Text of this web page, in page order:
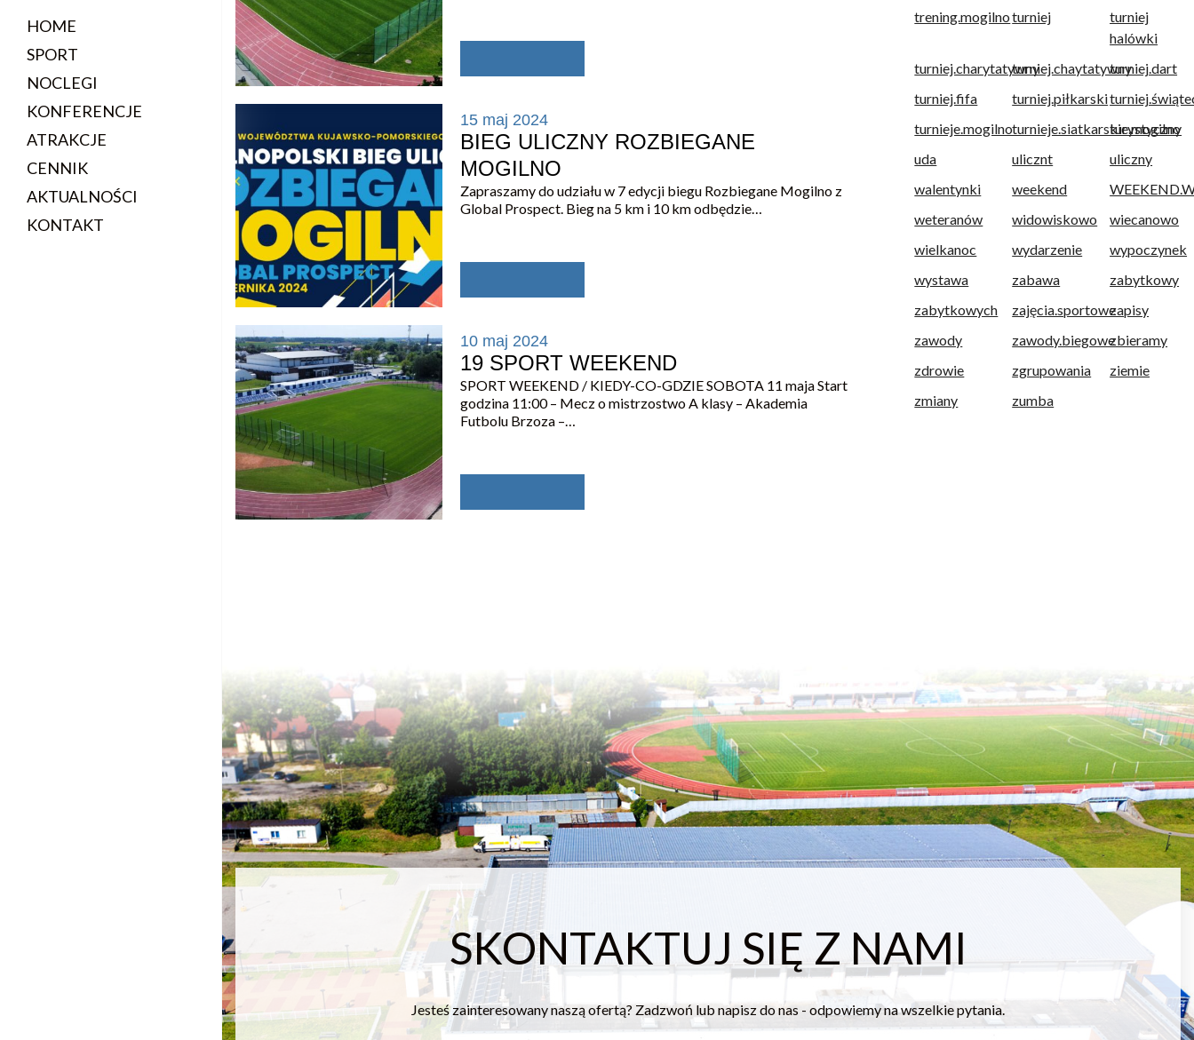
HOME
SPORT
NOCLEGI
KONFERENCJE
ATRAKCJE
CENNIK
AKTUALNOŚCI
KONTAKT
15 maj 2024
BIEG ULICZNY ROZBIEGANE
MOGILNO
Zapraszamy do udziału w 7 edycji biegu Rozbiegane Mogilno z
Global Prospect. Bieg na 5 km i 10 km odbędzie…
10 maj 2024
19 SPORT WEEKEND
SPORT WEEKEND / KIEDY-CO-GDZIE SOBOTA 11 maja Start
godzina 11:00 – Mecz o mistrzostwo A klasy – Akademia
Futbolu Brzoza –…
trening.mogilnoturniej
turniej
halówki
turniej.charytatywnyturniej.chaytatywnyturniej.dart
turniej.fifa
turniej.piłkarski
turnieje.mogilnoturnieje.siatkarskie.mogilno
turystyczny
uda
ulicznt
uliczny
walentynki
weekend
weteranów
widowiskowo
wiecanowo
wielkanoc
wydarzenie
wypoczynek
wystawa
zabawa
zabytkowy
zabytkowych
zajęcia.sportowezapisy
zawody
zawody.biegowezbieramy
zdrowie
zgrupowania
ziemie
zmiany
zumba
SKONTAKTUJ SIĘ Z NAMI
Jesteś zainteresowany naszą ofertą? Zadzwoń lub napisz do nas - odpowiemy na wszelkie pytania.